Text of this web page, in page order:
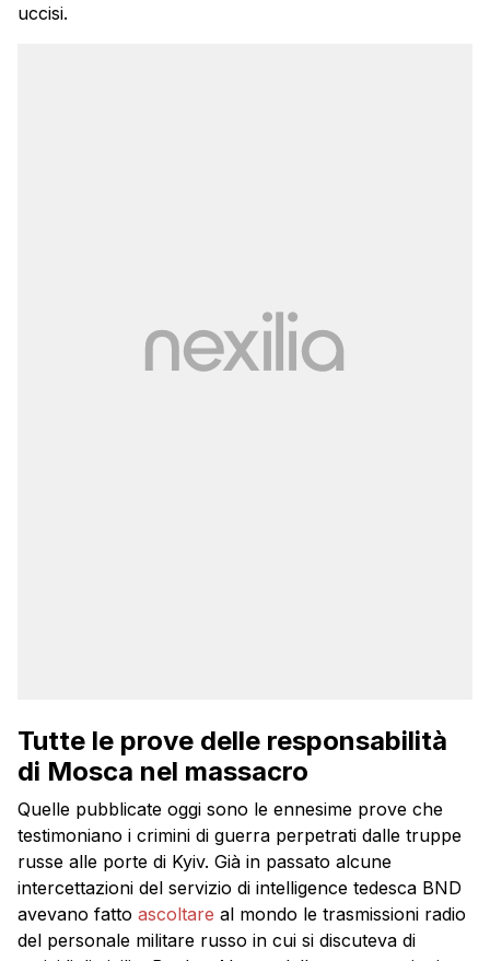
uccisi.
Tutte le prove delle responsabilità
di Mosca nel massacro
Quelle pubblicate oggi sono le ennesime prove che
testimoniano i crimini di guerra perpetrati dalle truppe
russe alle porte di Kyiv. Già in passato alcune
intercettazioni del servizio di intelligence tedesca BND
avevano fatto ascoltare al mondo le trasmissioni radio
del personale militare russo in cui si discuteva di